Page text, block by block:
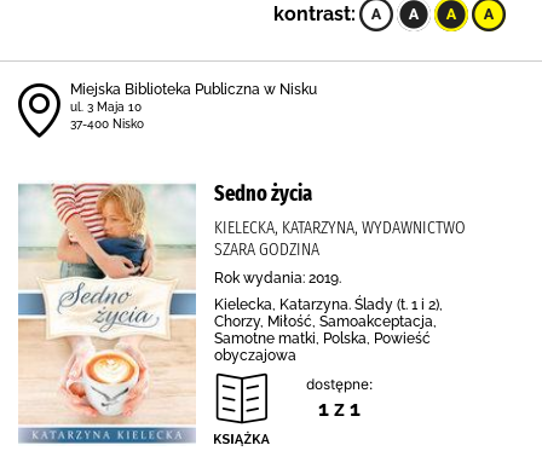
kontrast:
Miejska Biblioteka Publiczna w Nisku
ul. 3 Maja 10
37-400 Nisko
Sedno życia
KIELECKA, KATARZYNA, WYDAWNICTWO
SZARA GODZINA
Rok wydania: 2019.
Kielecka, Katarzyna. Ślady (t. 1 i 2),
Chorzy, Miłość, Samoakceptacja,
Samotne matki, Polska, Powieść
obyczajowa
dostępne:
1 z 1